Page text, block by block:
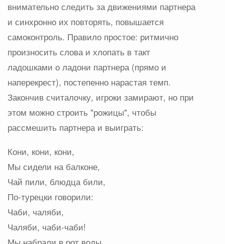
внимательно следить за движениями партнера
и синхронно их повторять, повышается
самоконтроль. Правило простое: ритмично
произносить слова и хлопать в такт
ладошками о ладони партнера (прямо и
наперекрест), постепенно нарастая темп.
Закончив считалочку, игроки замирают, но при
этом можно строить "рожицы", чтобы
рассмешить партнера и выиграть:
Кони, кони, кони,
Мы сидели на балконе,
Чай пили, блюдца били,
По-турецки говорили:
Чаби, чаляби,
Чаляби, чаби-чаби!